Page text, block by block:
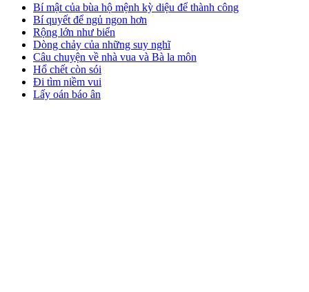
Bí mật của bùa hộ mệnh kỳ diệu để thành công
Bí quyết để ngủ ngon hơn
Rộng lớn như biển
Dòng chảy của những suy nghĩ
Câu chuyện về nhà vua và Bà la môn
Hổ chết còn sói
Đi tìm niềm vui
Lấy oán báo ân